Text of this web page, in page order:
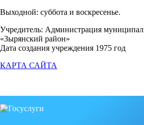
Выходной: суббота и воскресенье.
Учредитель: Администрация
«Зырянский район»
Дата создания учреждения 1975 год
КАРТА САЙТА